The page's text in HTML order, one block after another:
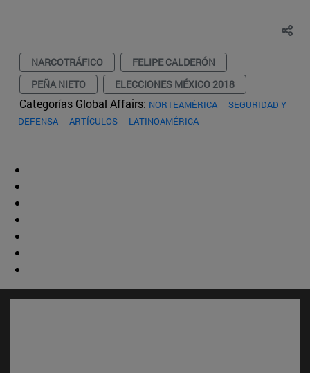
NARCOTRÁFICO
FELIPE CALDERÓN
PEÑA NIETO
ELECCIONES MÉXICO 2018
Categorías Global Affairs: NORTEAMÉRICA
SEGURIDAD Y
DEFENSA
ARTÍCULOS LATINOAMÉRICA